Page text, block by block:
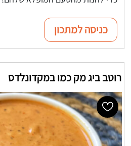
כניסה למתכון
רוטב ביג מק כמו במקדונלדס